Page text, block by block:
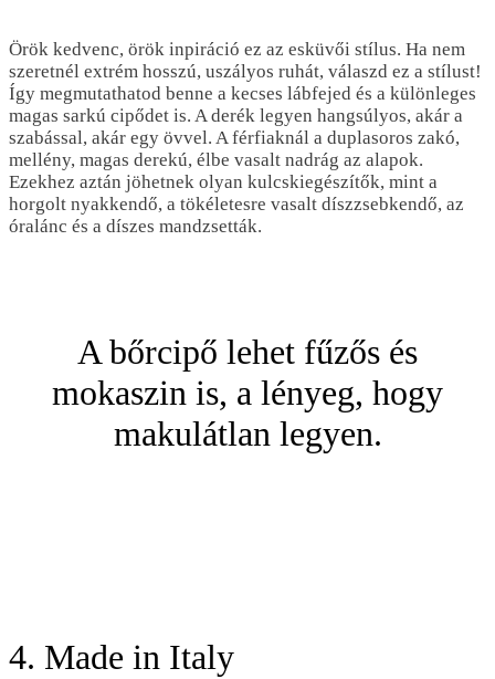
Örök kedvenc, örök inpiráció ez az esküvői stílus. Ha nem
szeretnél extrém hosszú, uszályos ruhát, válaszd ez a stílust!
Így megmutathatod benne a kecses lábfejed és a különleges
magas sarkú cipődet is. A derék legyen hangsúlyos, akár a
szabással, akár egy övvel. A férfiaknál a duplasoros zakó,
mellény, magas derekú, élbe vasalt nadrág az alapok.
Ezekhez aztán jöhetnek olyan kulcskiegészítők, mint a
horgolt nyakkendő, a tökéletesre vasalt díszzsebkendő, az
óralánc és a díszes mandzsetták.
A bőrcipő lehet fűzős és
mokaszin is, a lényeg, hogy
makulátlan legyen.
4. Made in Italy